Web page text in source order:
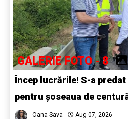
GALERIE FOTO - 8
Încep lucrările! S-a
pentru șoseaua de
Oana Sava Aug 07, 2026